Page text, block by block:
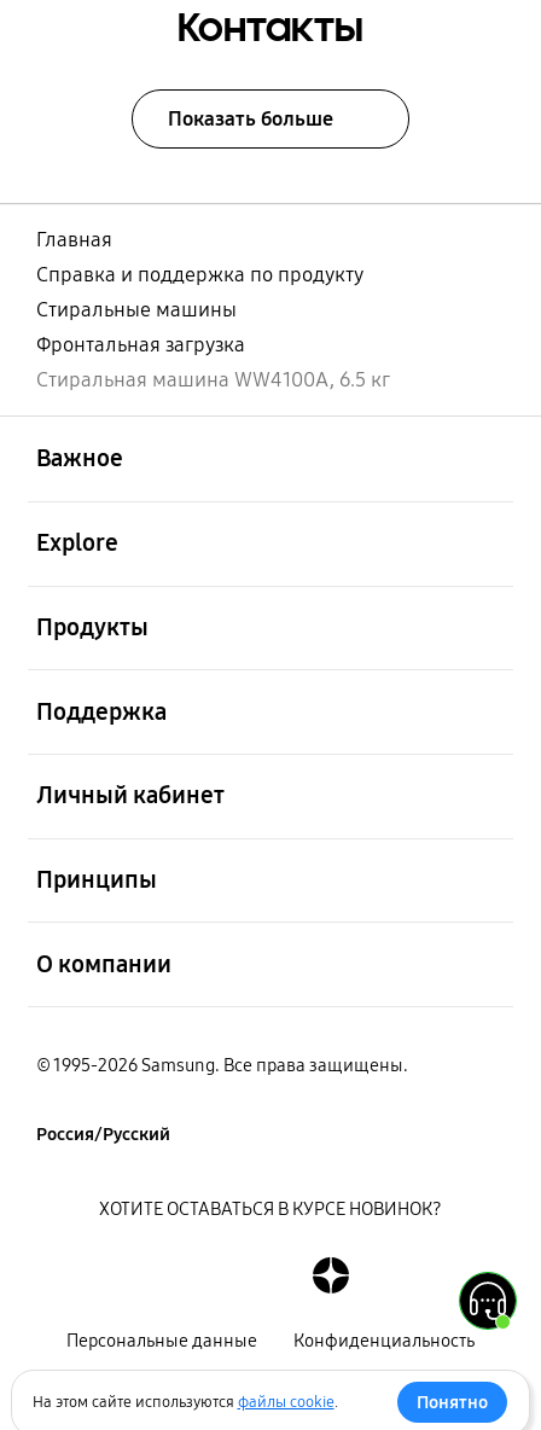
Контакты
Показать больше
Главная
Справка и поддержка по продукту
Стиральные машины
Фронтальная загрузка
Стиральная машина WW4100A, 6.5 кг
Важное
Explore
Продукты
Поддержка
Личный кабинет
Принципы
О компании
© 1995-2026 Samsung. Все права защищены.
Россия/Русский
Персональные данные Конфиденциальность
ХОТИТЕ ОСТАВАТЬСЯ В КУРСЕ НОВИНОК?
На этом сайте используются файлы cookie. Понятно